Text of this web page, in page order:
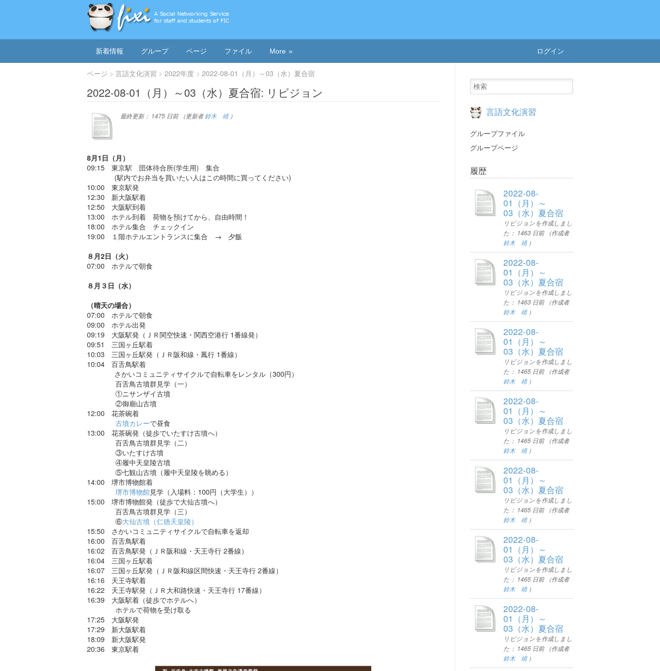
ログイン
新着情報 グループ ページ ファイル More
ページ 言語文化演習 2022年度 2022-08-01（月）～03（水）夏合宿
2022-08-01（月）～03（水）夏合宿: リビジョン
最終更新： 1475 日前（更新者鈴木 靖）
8月1日（月）
09:15 東京駅 団体待合所(学生用) 集合
(駅内でお弁当を買いたい人はこの時間に買ってください)
10:00 東京駅発
12:30 新大阪駅着
12:50 大阪駅到着
13:00 ホテル到着 荷物を預けてから、自由時間！
18:00 ホテル集合 チェックイン
19:00 １階ホテルエントランスに集合 → 夕飯
８月2日（火）
07:00 ホテルで朝食
８月３日（水）
（晴天の場合）
07:00 ホテルで朝食
09:00 ホテル出発
09:19 大阪駅発（ＪＲ関空快速・関西空港行 1番線発）
09:51 三国ヶ丘駅着
10:03 三国ヶ丘駅発（ＪＲ阪和線・鳳行 1番線）
10:04 百舌鳥駅着
さかいコミュニティサイクルで自転車をレンタル（300円）
百舌鳥古墳群見学（一）
①ニサンザイ古墳
②御廟山古墳
12:00 花茶碗着
古墳カレーで昼食
13:00 花茶碗発（徒歩でいたすけ古墳へ）
百舌鳥古墳群見学（二）
③いたすけ古墳
④履中天皇陵古墳
⑤七観山古墳（履中天皇陵を眺める）
14:00 堺市博物館着
堺市博物館見学（入場料：100円（大学生））
15:00 堺市博物館発（徒歩で大仙古墳へ）
百舌鳥古墳群見学（三）
⑥大仙古墳（仁徳天皇陵）
15:50 さかいコミュニティサイクルで自転車を返却
16:00 百舌鳥駅着
16:02 百舌鳥駅発（ＪＲ阪和線・天王寺行 2番線）
16:04 三国ヶ丘駅着
16:07 三国ヶ丘駅発（ＪＲ阪和線区間快速・天王寺行 2番線）
16:16 天王寺駅着
16:22 天王寺駅発（ＪＲ大和路快速・天王寺行 17番線）
16:39 大阪駅着（徒歩でホテルへ）
ホテルで荷物を受け取る
17:25 大阪駅発
17:29 新大阪駅着
18:09 新大阪駅発
20:36 東京駅着
言語文化演習
グループファイル
グループページ
履歴
2022-08-
01（月）～
03（水）夏合宿
リビジョンを作成しまし
た： 1463 日前（作成者
鈴木 靖）
2022-08-
01（月）～
03（水）夏合宿
リビジョンを作成しまし
た： 1463 日前（作成者
鈴木 靖）
2022-08-
01（月）～
03（水）夏合宿
リビジョンを作成しまし
た： 1465 日前（作成者
鈴木 靖）
2022-08-
01（月）～
03（水）夏合宿
リビジョンを作成しまし
た： 1465 日前（作成者
鈴木 靖）
2022-08-
01（月）～
03（水）夏合宿
リビジョンを作成しまし
た： 1465 日前（作成者
鈴木 靖）
2022-08-
01（月）～
03（水）夏合宿
リビジョンを作成しまし
た： 1465 日前（作成者
鈴木 靖）
2022-08-
01（月）～
03（水）夏合宿
リビジョンを作成しまし
た： 1465 日前（作成者
鈴木 靖）